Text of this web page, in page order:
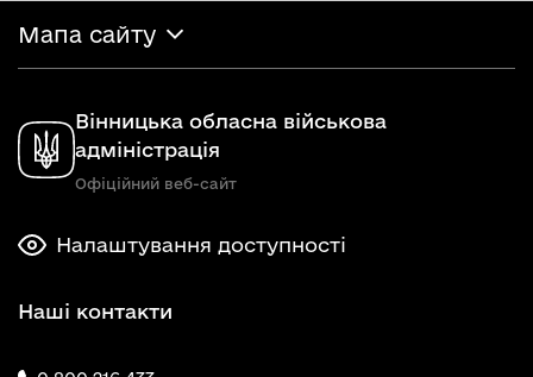
Мапа сайту
Вінницька обласна військова
адміністрація
Офіційний веб-сайт
Налаштування доступності
Наші контакти